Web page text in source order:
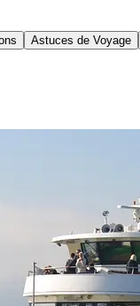
Astuces de Voyage